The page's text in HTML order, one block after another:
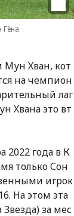
Мун Хван, кот
на чемпион
лаг
Хвана это вт
года в К
только Сон
игрок
На этом эта
за мес